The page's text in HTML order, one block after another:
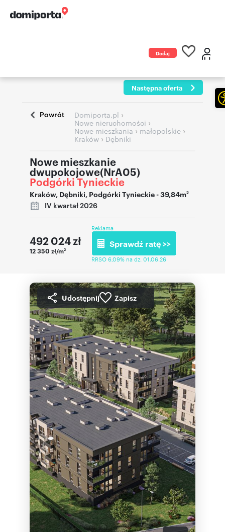
Dodaj
Następna oferta
Powrót Domiporta.pl ›
Nowe nieruchomości ›
Nowe mieszkania › małopolskie ›
Kraków › Dębniki
Nowe mieszkanie
dwupokojowe(NrA05)
Podgórki Tynieckie
Kraków, Dębniki, Podgórki Tynieckie- 39,84m2
IV kwartał 2026
492 024zł
12 350 zł/m2
Reklama
Sprawdź ratę >>
RRSO 6,09% na dz. 01.06.26
Udostępnij Zapisz